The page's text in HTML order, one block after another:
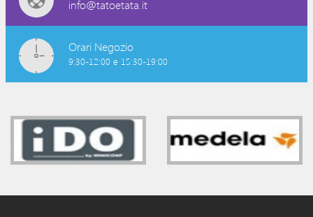
info@tatoetata.it
Orari Negozio
9:30-12:00 e 15:30-19:00